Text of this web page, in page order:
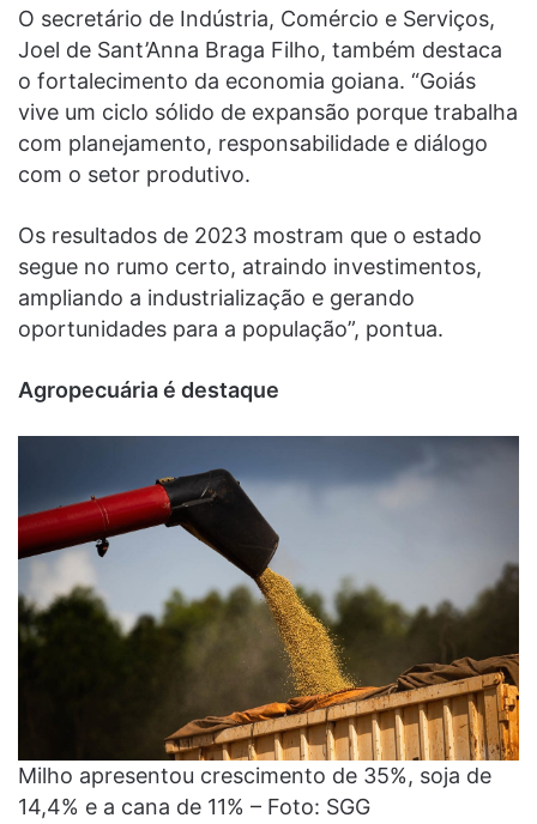
O secretário de Indústria, Comércio e Serviços,
Joel de Sant’Anna Braga Filho, também destaca
o fortalecimento da economia goiana. “Goiás
vive um ciclo sólido de expansão porque trabalha
com planejamento, responsabilidade e diálogo
com o setor produtivo.
Os resultados de 2023 mostram que o estado
segue no rumo certo, atraindo investimentos,
ampliando a industrialização e gerando
oportunidades para a população”, pontua.
Agropecuária é destaque
Milho apresentou crescimento de 35%, soja de
14,4% e a cana de 11% – Foto: SGG